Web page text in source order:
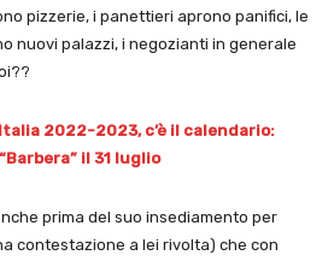
pizzerie, i panettieri aprono panifici, le
nuovi palazzi, i negozianti in generale
2022-2023, c’è il calendario:
il 31 luglio
prima del suo insediamento per
contestazione a lei rivolta) che con